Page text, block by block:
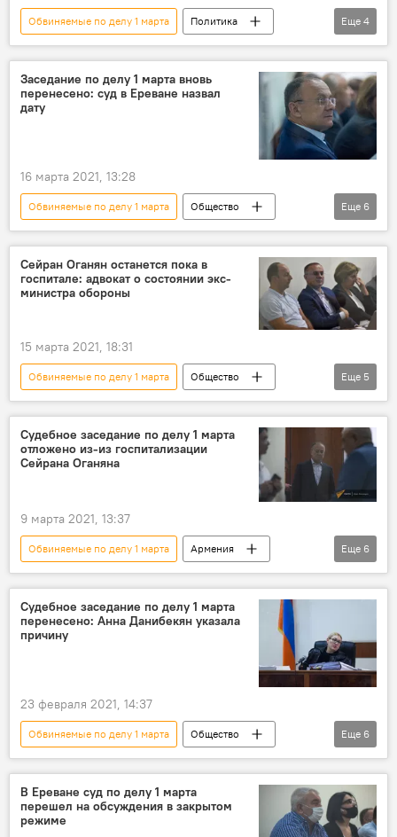
Обвиняемые по делу 1 марта
Политика
Армения
Конституционный суд
Сейран Оганян
Еще 4
Заседание по делу 1 марта вновь
перенесено: суд в Ереване назвал
дату
16 марта 2021, 13:28
Обвиняемые по делу 1 марта
Общество
Армения
Политика
дело 1 марта
Ереван
Новости Армения
Еще 6
Сейран Оганян останется пока в
госпитале: адвокат о состоянии экс-
министра обороны
15 марта 2021, 18:31
Обвиняемые по делу 1 марта
Общество
Армения
Сейран Оганян
военный госпиталь
министр обороны
Новости Армения
Еще 5
Судебное заседание по делу 1 марта
отложено из-из госпитализации
Сейрана Оганяна
9 марта 2021, 13:37
Обвиняемые по делу 1 марта
Армения
Общество
Политика
Сейран Оганян
состояние
Новости Армения
суд
Еще 6
Судебное заседание по делу 1 марта
перенесено: Анна Данибекян указала
причину
23 февраля 2021, 14:37
Обвиняемые по делу 1 марта
Общество
Армения
Политика
дело 1 марта
Анна Данибекян
Еще 6
В Ереване суд по делу 1 марта
перешел на обсуждения в закрытом
режиме